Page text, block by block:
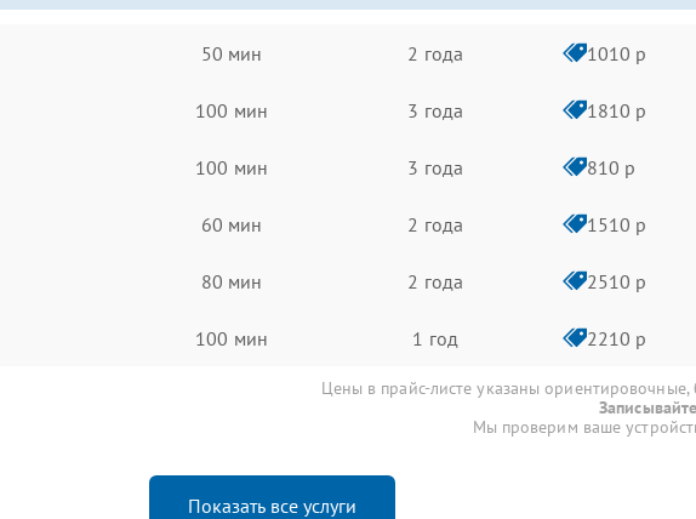
50 мин 2 года 1010 р
100 мин 3 года 1810 р
100 мин 3 года 810 р
60 мин 2 года 1510 р
80 мин 2 года 2510 р
100 мин 1 год 2210 р
Цены в прайс-листе указаны ориентировочные,
Мы проверим ваше
Показать все услуги